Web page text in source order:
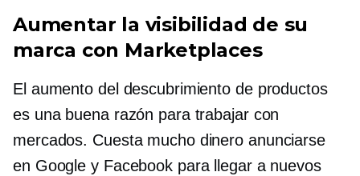
Aumentar la visibilidad de su
marca con Marketplaces
El aumento del descubrimiento de productos
es una buena razón para trabajar con
mercados. Cuesta mucho dinero anunciarse
en Google y Facebook para llegar a nuevos